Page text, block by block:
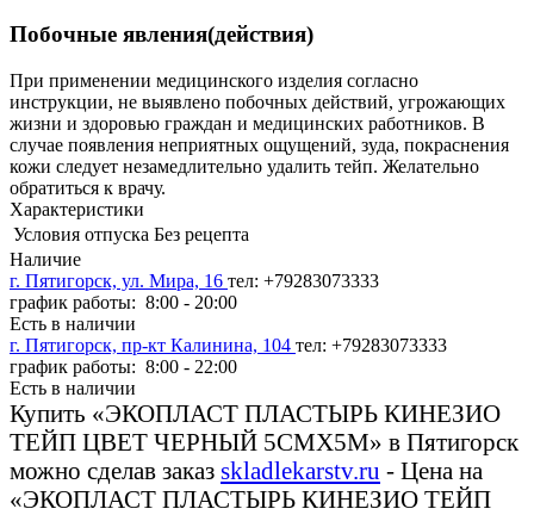
Побочные явления(действия)
При применении медицинского изделия согласно
инструкции, не выявлено побочных действий, угрожающих
жизни и здоровью граждан и медицинских работников. В
случае появления неприятных ощущений, зуда, покраснения
кожи следует незамедлительно удалить тейп. Желательно
обратиться к врачу.
Характеристики
Условия отпуска Без рецепта
Наличие
г. Пятигорск, ул. Мира, 16 тел: +79283073333
график работы: 8:00 - 20:00
Есть в наличии
г. Пятигорск, пр-кт Калинина, 104 тел: +79283073333
график работы: 8:00 - 22:00
Есть в наличии
Купить «ЭКОПЛАСТ ПЛАСТЫРЬ КИНЕЗИО
ТЕЙП ЦВЕТ ЧЕРНЫЙ 5СМХ5М» в Пятигорск
можно сделав заказ skladlekarstv.ru - Цена на
«ЭКОПЛАСТ ПЛАСТЫРЬ КИНЕЗИО ТЕЙП